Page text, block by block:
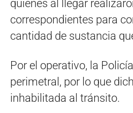
quienes al llegar
correspondientes para
cantidad de sustancia
Por el operativo, la
perimetral, por lo que
inhabilitada al tránsito.